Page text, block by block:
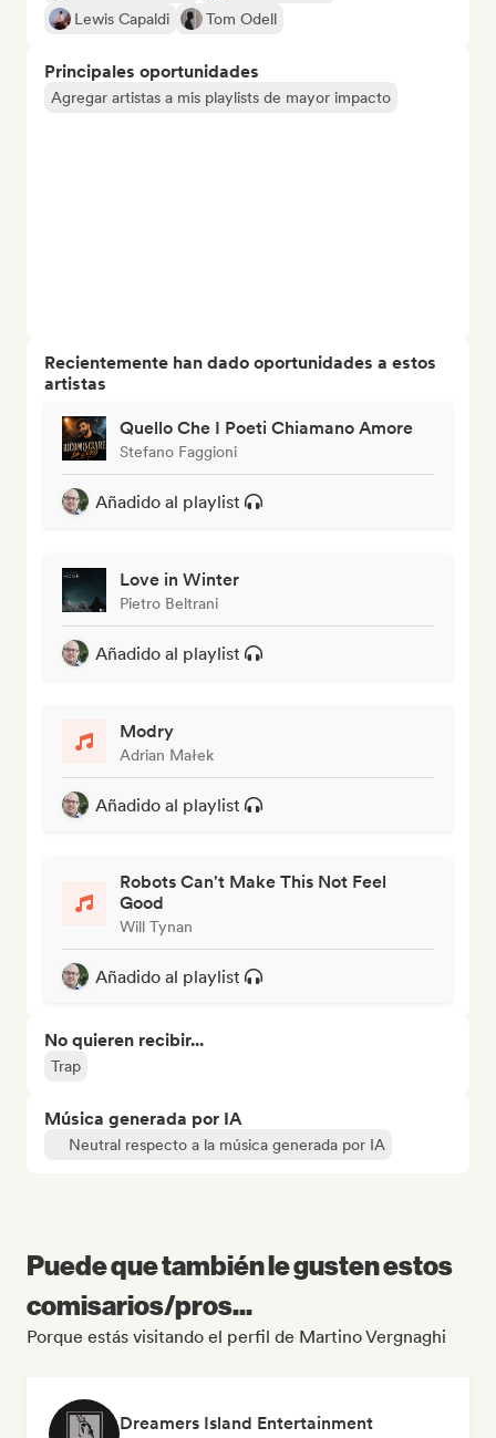
Lewis Capaldi
Tom Odell
Principales oportunidades
Agregar artistas a mis playlists de mayor impacto
Recientemente han dado oportunidades a estos
artistas
Quello Che I Poeti Chiamano Amore
Stefano Faggioni
Añadido al playlist
Love in Winter
Pietro Beltrani
Añadido al playlist
Modry
Adrian Małek
Añadido al playlist
Robots Can't Make This Not Feel
Good
Will Tynan
Añadido al playlist
No quieren recibir...
Trap
Música generada por IA
Neutral respecto a la música generada por IA
Puede que también le gusten estos
comisarios/pros...
Porque estás visitando el perfil de Martino Vergnaghi
Dreamers Island Entertainment